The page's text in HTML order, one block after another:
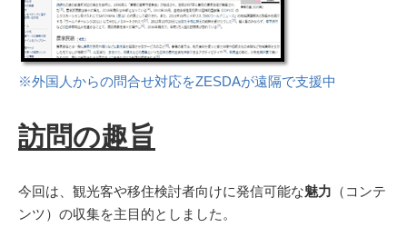
※外国人からの問合せ対応をZESDAが遠隔で支援中
訪問の趣旨
今回は、観光客や移住検討者向けに発信可能な魅力 （コンテ
ンツ）の収集を主目的としました。